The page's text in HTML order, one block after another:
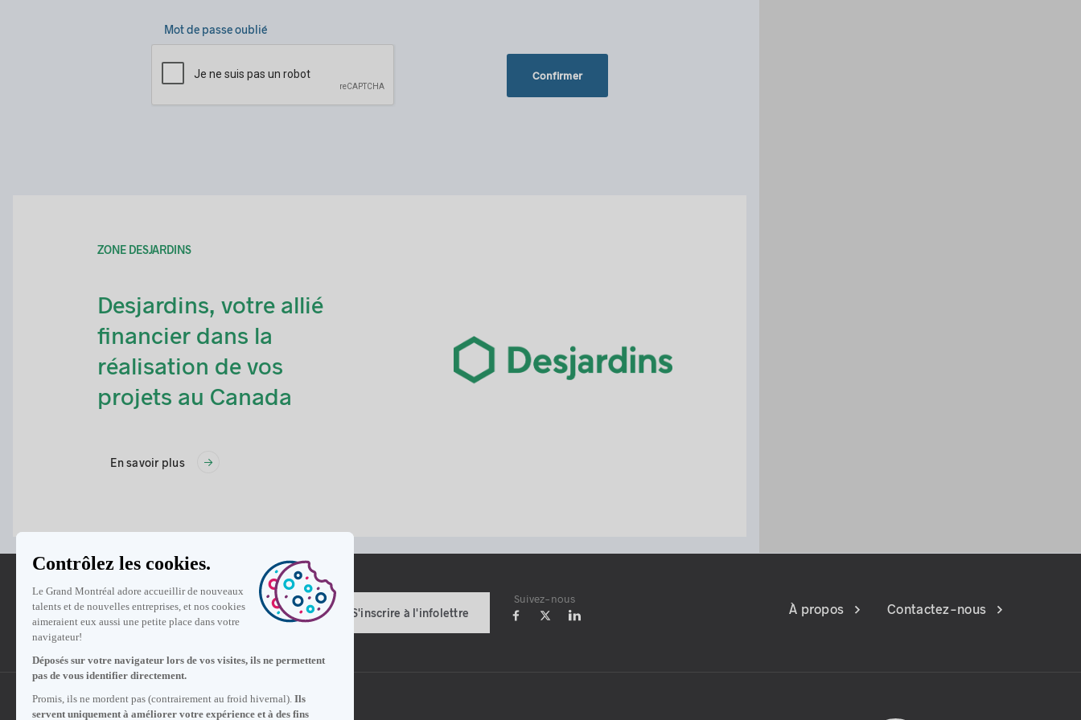
Mot de passe oublié
Confirmer
ZONE DESJARDINS
Desjardins, votre allié
financier dans la
réalisation de vos
projets au Canada
En savoir plus
S'inscrire à l'infolettre
Suivez-nous
À propos Contactez-nous
Une initiative de